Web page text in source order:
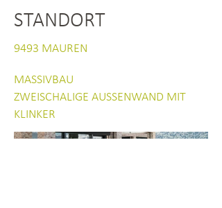
STANDORT
9493 MAUREN
MASSIVBAU
ZWEISCHALIGE AUSSENWAND MIT
KLINKER